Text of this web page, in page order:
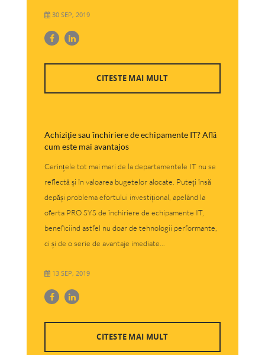
30 SEP, 2019
CITESTE MAI MULT
Achiziţie sau închiriere de echipamente IT? Află
cum este mai avantajos
Cerințele tot mai mari de la departamentele IT nu se
reflectă și în valoarea bugetelor alocate. Puteți însă
depăși problema efortului investițional, apelând la
oferta PRO SYS de închiriere de echipamente IT,
beneficiind astfel nu doar de tehnologii performante,
ci și de o serie de avantaje imediate...
13 SEP, 2019
CITESTE MAI MULT